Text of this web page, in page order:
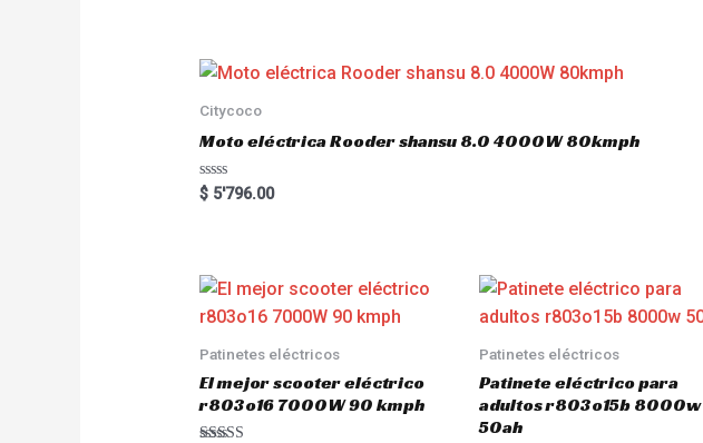
o
u
o
f
5
Citycoco
Moto eléctrica Rooder shansu 8.0 4000W 80kmph
R
a
o
u
o
5
$5'796.00
Patinetes eléctricos
El mejor scooter eléctrico
r803o16 7000W 90 kmph
Patinetes eléctricos
Patinete eléctrico para
adultos r803o15b 8000w
50ah